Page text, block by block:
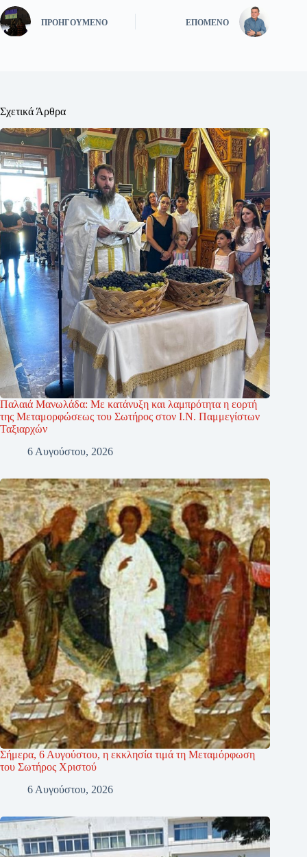
ΠΡΟΗΓΟΎΜΕΝΟ ΕΠΌΜΕΝΟ
Σχετικά Άρθρα
Παλαιά Μανωλάδα: Με κατάνυξη και λαμπρότητα η εορτή
της Μεταμορφώσεως του Σωτήρος στον Ι.Ν. Παμμεγίστων
Ταξιαρχών
6 Αυγούστου, 2026
Σήμερα, 6 Αυγούστου, η εκκλησία τιμά τη Μεταμόρφωση
του Σωτήρος Χριστού
6 Αυγούστου, 2026